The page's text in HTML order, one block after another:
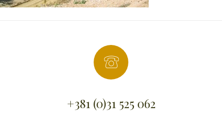
+381 (0)31 525 062